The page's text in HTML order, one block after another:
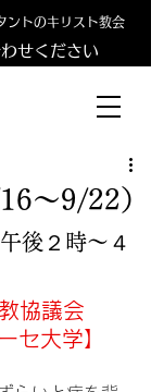
ントのキリスト教会
せください
〜9/22）
後２時〜４
協議会
セ大学】